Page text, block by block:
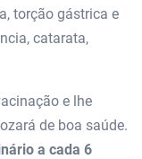
torção gástrica e
catarata,
e lhe
de boa saúde.
a cada 6